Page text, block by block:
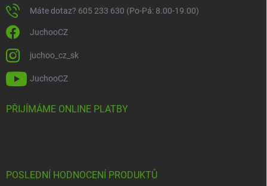
Máte dotaz? 605 233 630 (Po-Pá: 8.00-19.00)
JuchooCZ
juchoo_cz_sk
JuchooCZ
PŘIJÍMÁME ONLINE PLATBY
POSLEDNÍ HODNOCENÍ PRODUKTŮ